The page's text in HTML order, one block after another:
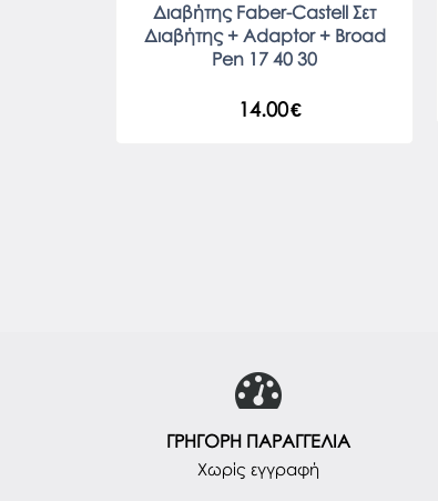
Διαβήτης Faber-Castell Σετ
Διαβήτης + Adaptor + Broad
Pen 17 40 30
14.00€
ΓΡΗΓΟΡΗ ΠΑΡΑΓΓΕΛΙΑ
Χωρίς εγγραφή